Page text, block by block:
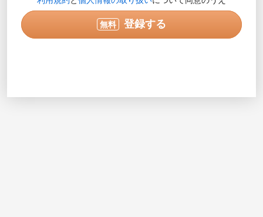
無料 登録する
い。入力例で示されている番号は使用できません。